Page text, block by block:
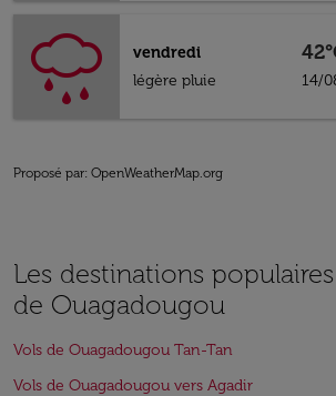
vendredi
légère pluie
14/
Proposé par: OpenWeatherMap.org
Les destinations
de Ouagadougou
Vols de Ouagadougou Tan-Tan
Vols de Ouagadougou vers Agadir